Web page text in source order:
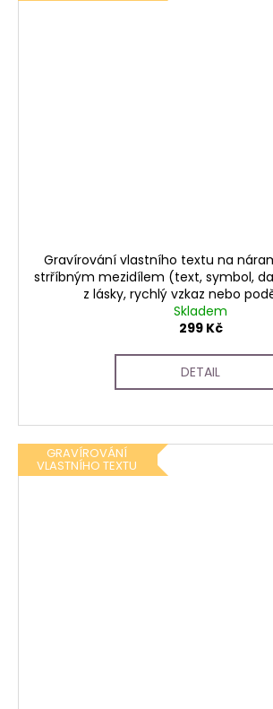
Gravírování vlastního textu na
strříbným mezidílem (text, symbol,
z lásky, rychlý vzkaz nebo
Skladem
299 Kč
DETAIL
GRAVÍROVÁNÍ
VLASTNÍHO TEXTU